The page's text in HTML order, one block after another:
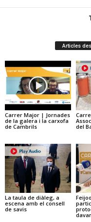
Articles
Carrer Major | Jornades
de la galera i la carxofa
de Cambrils
del
La taula de diàleg, a
escena amb el consell
de savis